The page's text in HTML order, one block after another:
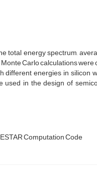
total energy spectrum,
Carlo calculations
energies in silicon
in the design of
ESTAR Computation Code